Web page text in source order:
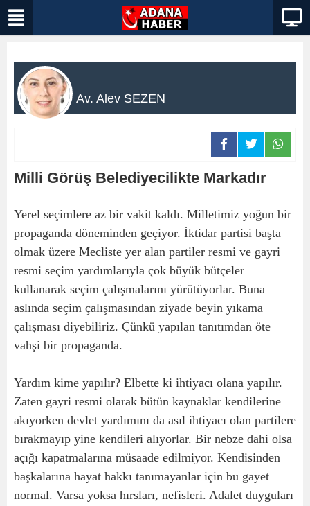
Av. Alev SEZEN
Milli Görüş Belediyecilikte Markadır
Yerel seçimlere az bir vakit kaldı. Milletimiz yoğun bir
propaganda döneminden geçiyor. İktidar partisi başta
olmak üzere Mecliste yer alan partiler resmi ve gayri
resmi seçim yardımlarıyla çok büyük bütçeler
kullanarak seçim çalışmalarını yürütüyorlar. Buna
aslında seçim çalışmasından ziyade beyin yıkama
çalışması diyebiliriz. Çünkü yapılan tanıtımdan öte
vahşi bir propaganda.
Yardım kime yapılır? Elbette ki ihtiyacı olana yapılır.
Zaten gayri resmi olarak bütün kaynaklar kendilerine
akıyorken devlet yardımını da asıl ihtiyacı olan partilere
bırakmayıp yine kendileri alıyorlar. Bir nebze dahi olsa
açığı kapatmalarına müsaade edilmiyor. Kendisinden
başkalarına hayat hakkı tanımayanlar için bu gayet
normal. Varsa yoksa hırsları, nefisleri. Adalet duyguları